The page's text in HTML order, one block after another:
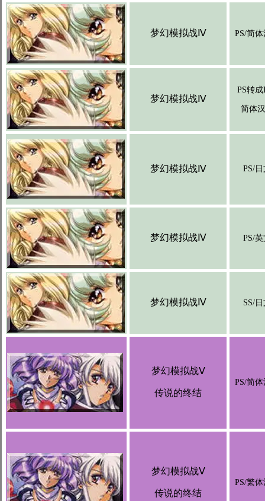
梦幻模拟战Ⅳ PS/简
梦幻模拟战Ⅳ
PS转成
简体
梦幻模拟战Ⅳ PS/
梦幻模拟战Ⅳ PS/
梦幻模拟战Ⅳ SS/
梦幻模拟战Ⅴ
传说的终结
PS/简
梦幻模拟战Ⅴ
传说的终结
PS/繁